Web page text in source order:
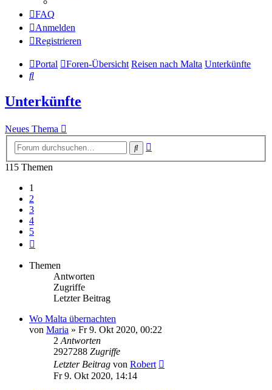
FAQ
Anmelden
Registrieren
Portal Foren-Übersicht Reisen nach Malta Unterkünfte
Suche
Unterkünfte
Neues Thema
Suche
115 Themen
1
2
3
4
5
Themen
Antworten
Zugriffe
Letzter Beitrag
Wo Malta übernachten
von Maria » Fr 9. Okt 2020, 00:22
2 Antworten
2927288 Zugriffe
Letzter Beitrag von Robert
Fr 9. Okt 2020, 14:14